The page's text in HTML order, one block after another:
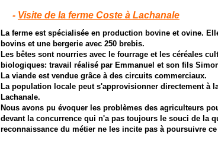
- Visite de la ferme Coste à Lachanale
La ferme est spécialisée en production bovine et ovine.
bovins et une bergerie avec 250 brebis.
Les bêtes sont nourries avec le fourrage et les céréales
biologiques: travail réalisé par Emmanuel et son fils
La viande est vendue grâce à des circuits commerciaux.
La population locale peut s'approvisionner directement à
Lachanale.
Nous avons pu évoquer les problèmes des agriculteurs
devant la concurrence qui n'a pas toujours le souci de la
reconnaissance du métier ne les incite pas à poursuivre